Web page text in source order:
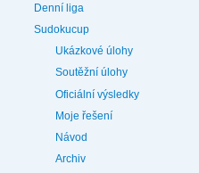
Denní liga
Sudokucup
Ukázkové úlohy
Soutěžní úlohy
Oficiální výsledky
Moje řešení
Návod
Archiv